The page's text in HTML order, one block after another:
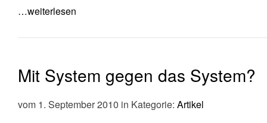
…weiterlesen
Mit System gegen das System?
vom 1. September 2010 in Kategorie: Artikel